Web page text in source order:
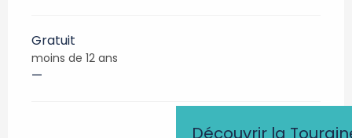
Découvrir la
Gratuit
moins de 12 ans
—